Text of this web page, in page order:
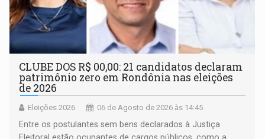
CLUBE DOS R$ 00,00: 21 candidatos declaram
patrimônio zero em Rondônia nas eleições
de 2026
Eleições 2026 06 de Agosto de 2026 às 14:45
Entre os postulantes sem bens declarados à Justiça
Eleitoral estão ocupantes de cargos públicos, como a